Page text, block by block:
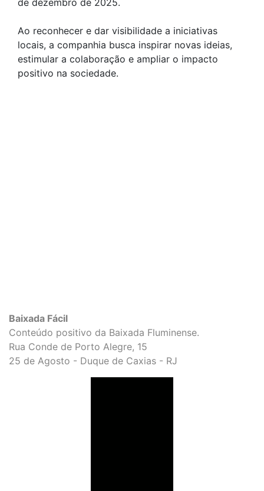
de dezembro de 2025.
Ao reconhecer e dar visibilidade a iniciativas
locais, a companhia busca inspirar novas ideias,
estimular a colaboração e ampliar o impacto
positivo na sociedade.
Baixada Fácil
Conteúdo positivo da Baixada Fluminense.
Rua Conde de Porto Alegre, 15
25 de Agosto - Duque de Caxias - RJ